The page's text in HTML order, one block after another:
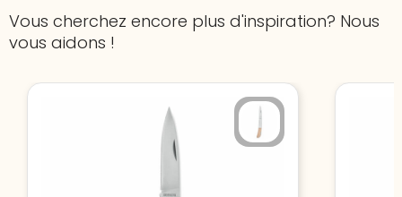
Vous cherchez encore plus d'inspiration? Nous
vous aidons !